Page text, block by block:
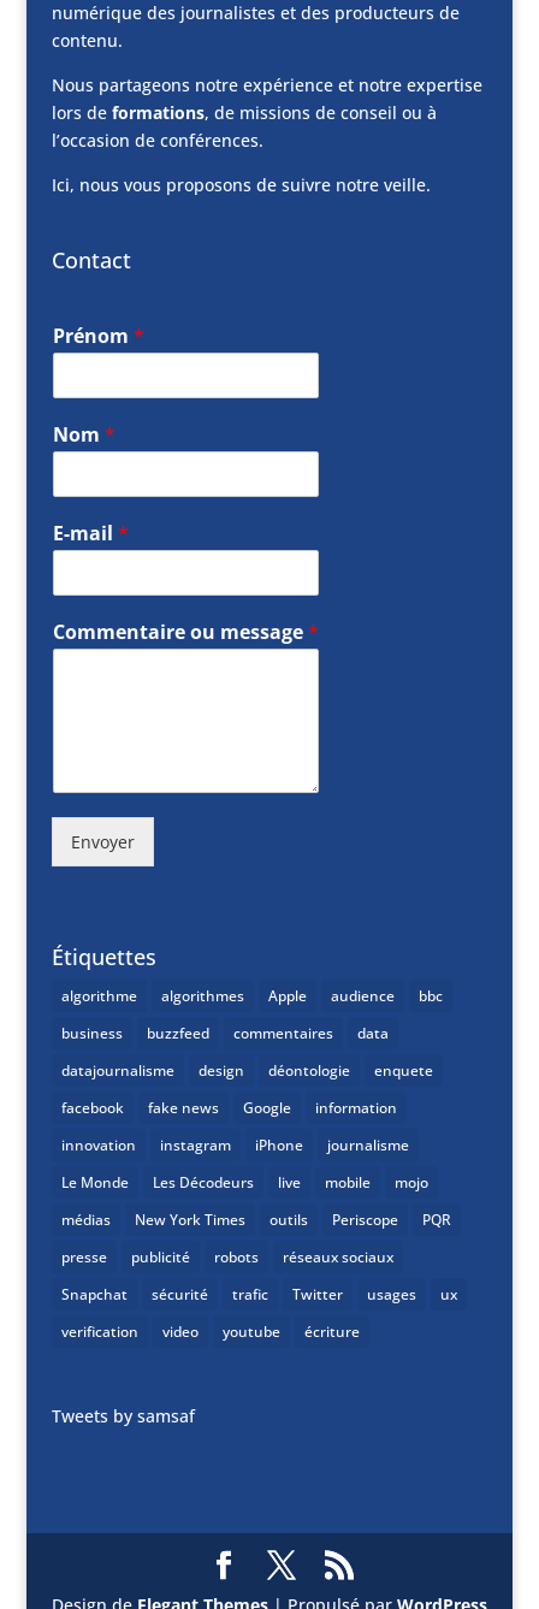
numérique des journalistes et des producteurs de
contenu.
Nous partageons notre expérience et notre expertise
lors de formations, de missions de conseil ou à
l’occasion de conférences.
Ici, nous vous proposons de suivre notre veille.
Contact
Prénom *
Nom *
E-mail *
Commentaire ou message*
Envoyer
Étiquettes
algorithme algorithmes Apple audience
bbc
business
buzzfeed commentaires
data
datajournalisme
design déontologie
enquete
facebook
fake news Google
information
innovation
instagram iPhone
journalisme
Le Monde
Les Décodeurs live mobile
mojo
médias
New York Times outils Periscope
PQR
presse
publicité robots
réseaux sociaux
Snapchat
sécurité trafic Twitter usages
ux
verification
video youtube écriture
Tweets by samsaf
Design de Elegant Themes| Propulsé par WordPress